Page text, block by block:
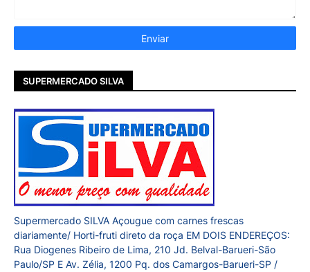
SUPERMERCADO SILVA
Supermercado SILVA Açougue com carnes frescas
diariamente/ Horti-fruti direto da roça EM DOIS ENDEREÇOS:
Rua Diogenes Ribeiro de Lima, 210 Jd. Belval-Barueri-São
Paulo/SP E Av. Zélia, 1200 Pq. dos Camargos-Barueri-SP /